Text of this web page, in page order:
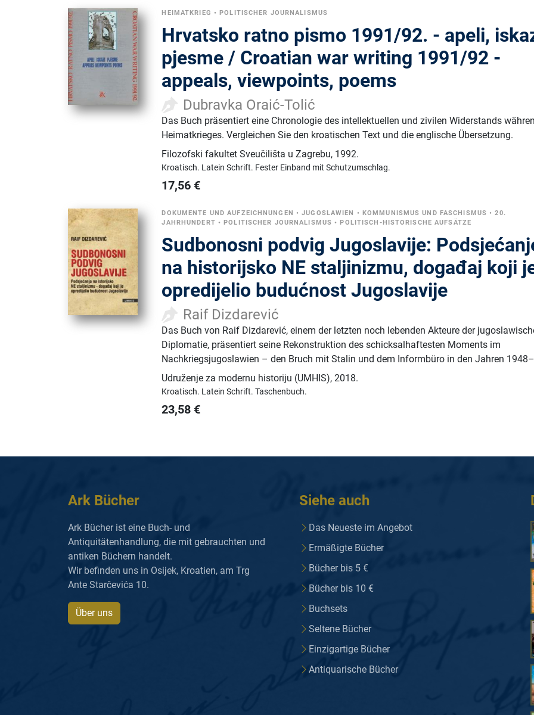
HEIMATKRIEG •POLITISCHER JOURNALISMUS
Hrvatsko ratno pismo 1991/92. - apeli,
pjesme / Croatian war writing 1991/92 -
appeals, viewpoints, poems
Dubravka Oraić-Tolić
Das Buch präsentiert eine Chronologie des intellektuellen und zivilen Widerstands
Heimatkrieges. Vergleichen Sie den kroatischen Text und die englische Übersetzung.
Filozofski fakultet Sveučilišta u Zagrebu, 1992.
Kroatisch. Latein Schrift. Fester Einband mit Schutzumschlag.
17,56 €
DOKUMENTE UND AUFZEICHNUNGEN •JUGOSLAWIEN • KOMMUNISMUS UND FASCHISMUS •20.
JAHRHUNDERT •POLITISCHER JOURNALISMUS •POLITISCH-HISTORISCHE AUFSÄTZE
Sudbonosni podvig Jugoslavije:
na historijsko NE staljinizmu, događaj koji
opredijelio budućnost Jugoslavije
Raif Dizdarević
Das Buch von Raif Dizdarević, einem der letzten noch lebenden Akteure der
Diplomatie, präsentiert seine Rekonstruktion des schicksalhaftesten Moments im
Nachkriegsjugoslawien – den Bruch mit Stalin und dem Informbüro in den Jahren
Udruženje za modernu historiju (UMHIS),2018.
Kroatisch. Latein Schrift.Taschenbuch.
23,58 €
Ark Bücher
Ark Bücher ist eine Buch- und
Antiquitätenhandlung, die mit gebrauchten und
antiken Büchern handelt.
Wir befinden uns in Osijek, Kroatien, am Trg
Ante Starčevića 10.
Über uns
Siehe auch
Das Neueste im Angebot
Ermäßigte Bücher
Bücher bis 5 €
Bücher bis 10 €
Buchsets
Seltene Bücher
Einzigartige Bücher
Antiquarische Bücher